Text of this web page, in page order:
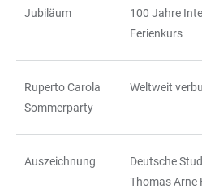
Jubiläum
100 Jahre
Ferienkurs
Ruperto Carola
Sommerparty
Weltweit
Auszeichnung
Deutsche
Thomas Arne